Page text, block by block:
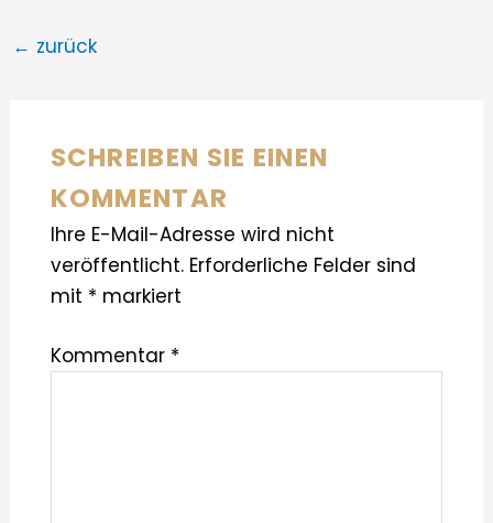
← zurück
SCHREIBEN SIE EINEN
KOMMENTAR
Ihre E-Mail-Adresse wird nicht
veröffentlicht. Erforderliche Felder sind
mit * markiert
Kommentar *